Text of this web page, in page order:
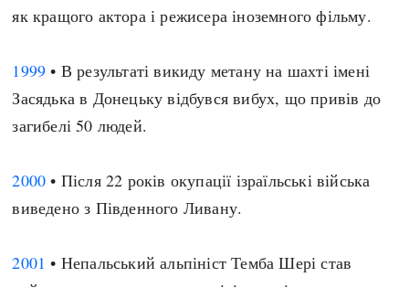
як кращого актора і режисера іноземного фільму.
1999 • В результаті викиду метану на шахті імені
Засядька в Донецьку відбувся вибух, що привів до
загибелі 50 людей.
2000 • Після 22 років окупації ізраїльські війська
виведено з Південного Ливану.
2001 • Непальський альпініст Темба Шері став